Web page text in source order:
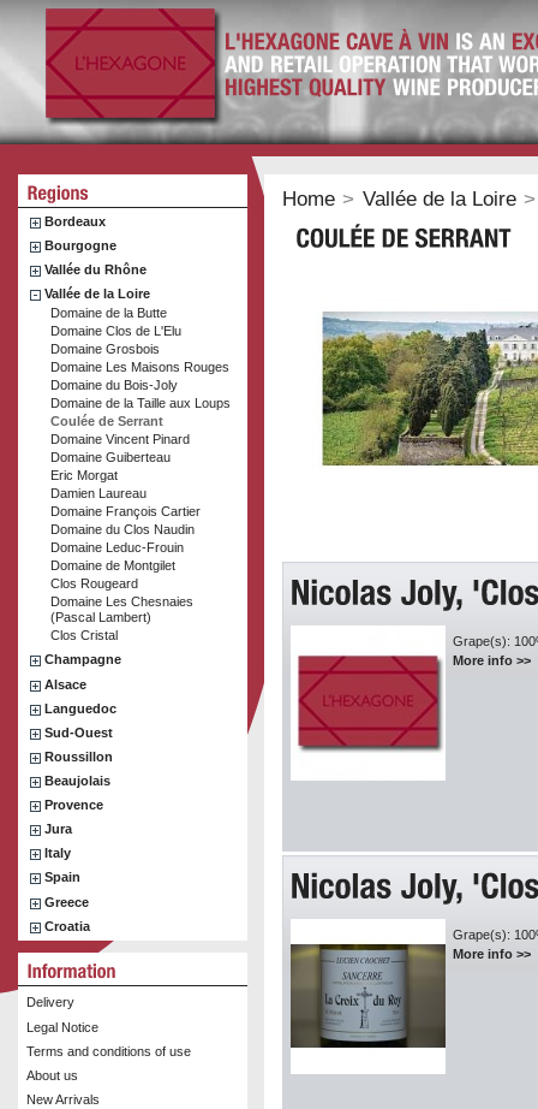
Bordeaux
Bourgogne
Vallée du Rhône
Vallée de la Loire
Domaine de la Butte
Domaine Clos de L'Elu
Domaine Grosbois
Domaine Les Maisons Rouges
Domaine du Bois-Joly
Domaine de la Taille aux Loups
Coulée de Serrant
Domaine Vincent Pinard
Domaine Guiberteau
Eric Morgat
Damien Laureau
Domaine François Cartier
Domaine du Clos Naudin
Domaine Leduc-Frouin
Domaine de Montgilet
Clos Rougeard
Domaine Les Chesnaies
(Pascal Lambert)
Clos Cristal
Champagne
Alsace
Languedoc
Sud-Ouest
Roussillon
Beaujolais
Provence
Jura
Italy
Spain
Greece
Croatia
Delivery
Legal Notice
Terms and conditions of use
About us
New Arrivals
Home > Vallée de la Loire >
Grape(s):
More info >>
Grape(s):
More info >>